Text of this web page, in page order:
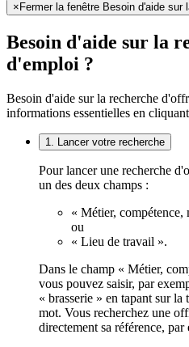
× Fermer la fenêtre Besoin d'aide sur
Besoin d'aide sur la
d'emploi ?
Besoin d'aide sur la recherche
informations essentielles en
1. Lancer votre recherche
Pour lancer une recherche
un des deux champs :
« Métier, compétence,
ou
« Lieu de travail ».
Dans le champ « Métier,
vous pouvez saisir, par
« brasserie » en tapant sur la
mot. Vous recherchez une
directement sa référence,